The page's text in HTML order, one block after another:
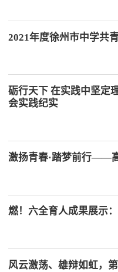
2021年度徐州市中学共
砺行天下 在实践中坚
会实践纪实
激扬青春·踏梦前行​——
燃！六全育人成果展示
风云激荡、雄辩如虹，